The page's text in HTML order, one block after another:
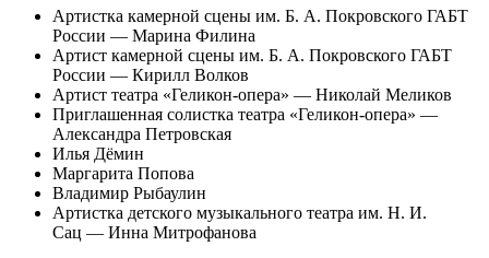
Артистка камерной сцены им. Б. А. Покровского ГАБТ
России — Марина Филина
Артист камерной сцены им. Б. А. Покровского ГАБТ
России — Кирилл Волков
Артист театра «Геликон-опера» — Николай Меликов
Приглашенная солистка театра «Геликон-опера» —
Александра Петровская
Илья Дёмин
Маргарита Попова
Владимир Рыбаулин
Артистка детского музыкального театра им. Н. И.
Сац — Инна Митрофанова